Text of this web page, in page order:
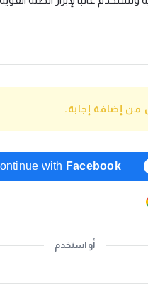
إضافة إجابة.
with Facebook
أو استخدم